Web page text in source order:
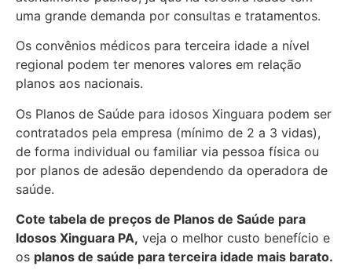
uma grande demanda por consultas e tratamentos.
Os convênios médicos para terceira idade a nível
regional podem ter menores valores em relação
planos aos nacionais.
Os Planos de Saúde para idosos Xinguara podem ser
contratados pela empresa (mínimo de 2 a 3 vidas),
de forma individual ou familiar via pessoa física ou
por planos de adesão dependendo da operadora de
saúde.
Cote tabela de preços de Planos de Saúde para
Idosos Xinguara PA, veja o melhor custo benefício e
os planos de saúde para terceira idade mais barato.